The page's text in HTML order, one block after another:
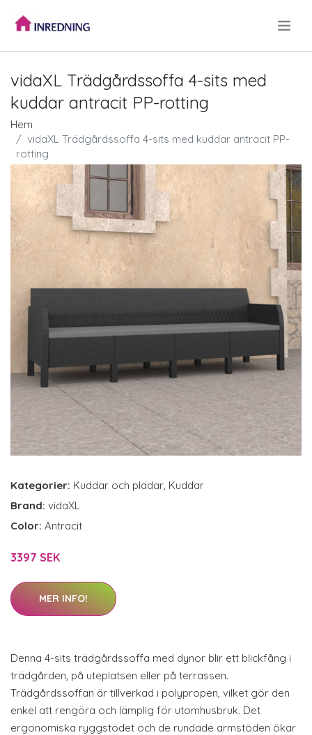
vidaXL Trädgårdssoffa 4-sits med
kuddar antracit PP-rotting
Hem
vidaXL Trädgårdssoffa 4-sits med kuddar antracit PP-
rotting
Kategorier: Kuddar och plädar, Kuddar
Brand: vidaXL
Color: Antracit
3397 SEK
MER INFO!
Denna 4-sits trädgårdssoffa med dynor blir ett blickfång i
trädgården, på uteplatsen eller på terrassen.
Trädgårdssoffan är tillverkad i polypropen, vilket gör den
enkel att rengöra och lämplig för utomhusbruk. Det
ergonomiska ryggstödet och de rundade armstöden ökar